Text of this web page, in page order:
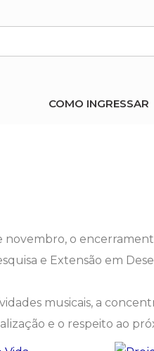
COMO INGRESSAR
novembro, o
e Extensão em
musicais, a
e o respeito ao